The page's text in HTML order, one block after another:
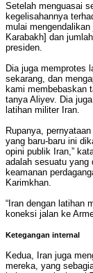
Setelah menguasai
kegelisahannya
mulai
Karabakh] dan
presiden.
Dia juga memprotes
sekarang, dan
kami membebaskan
tanya Aliyev. Dia
latihan militer Iran.
Rupanya,
yang baru-baru ini
opini publik Iran,”
adalah sesuatu yang
keamanan
Karimkhan.
“Iran dengan latihan
koneksi jalan ke
Ketegangan internal
Kedua, Iran juga
mereka, yang